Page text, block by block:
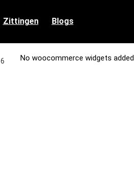
Zittingen Blogs
No woocommerce widgets added